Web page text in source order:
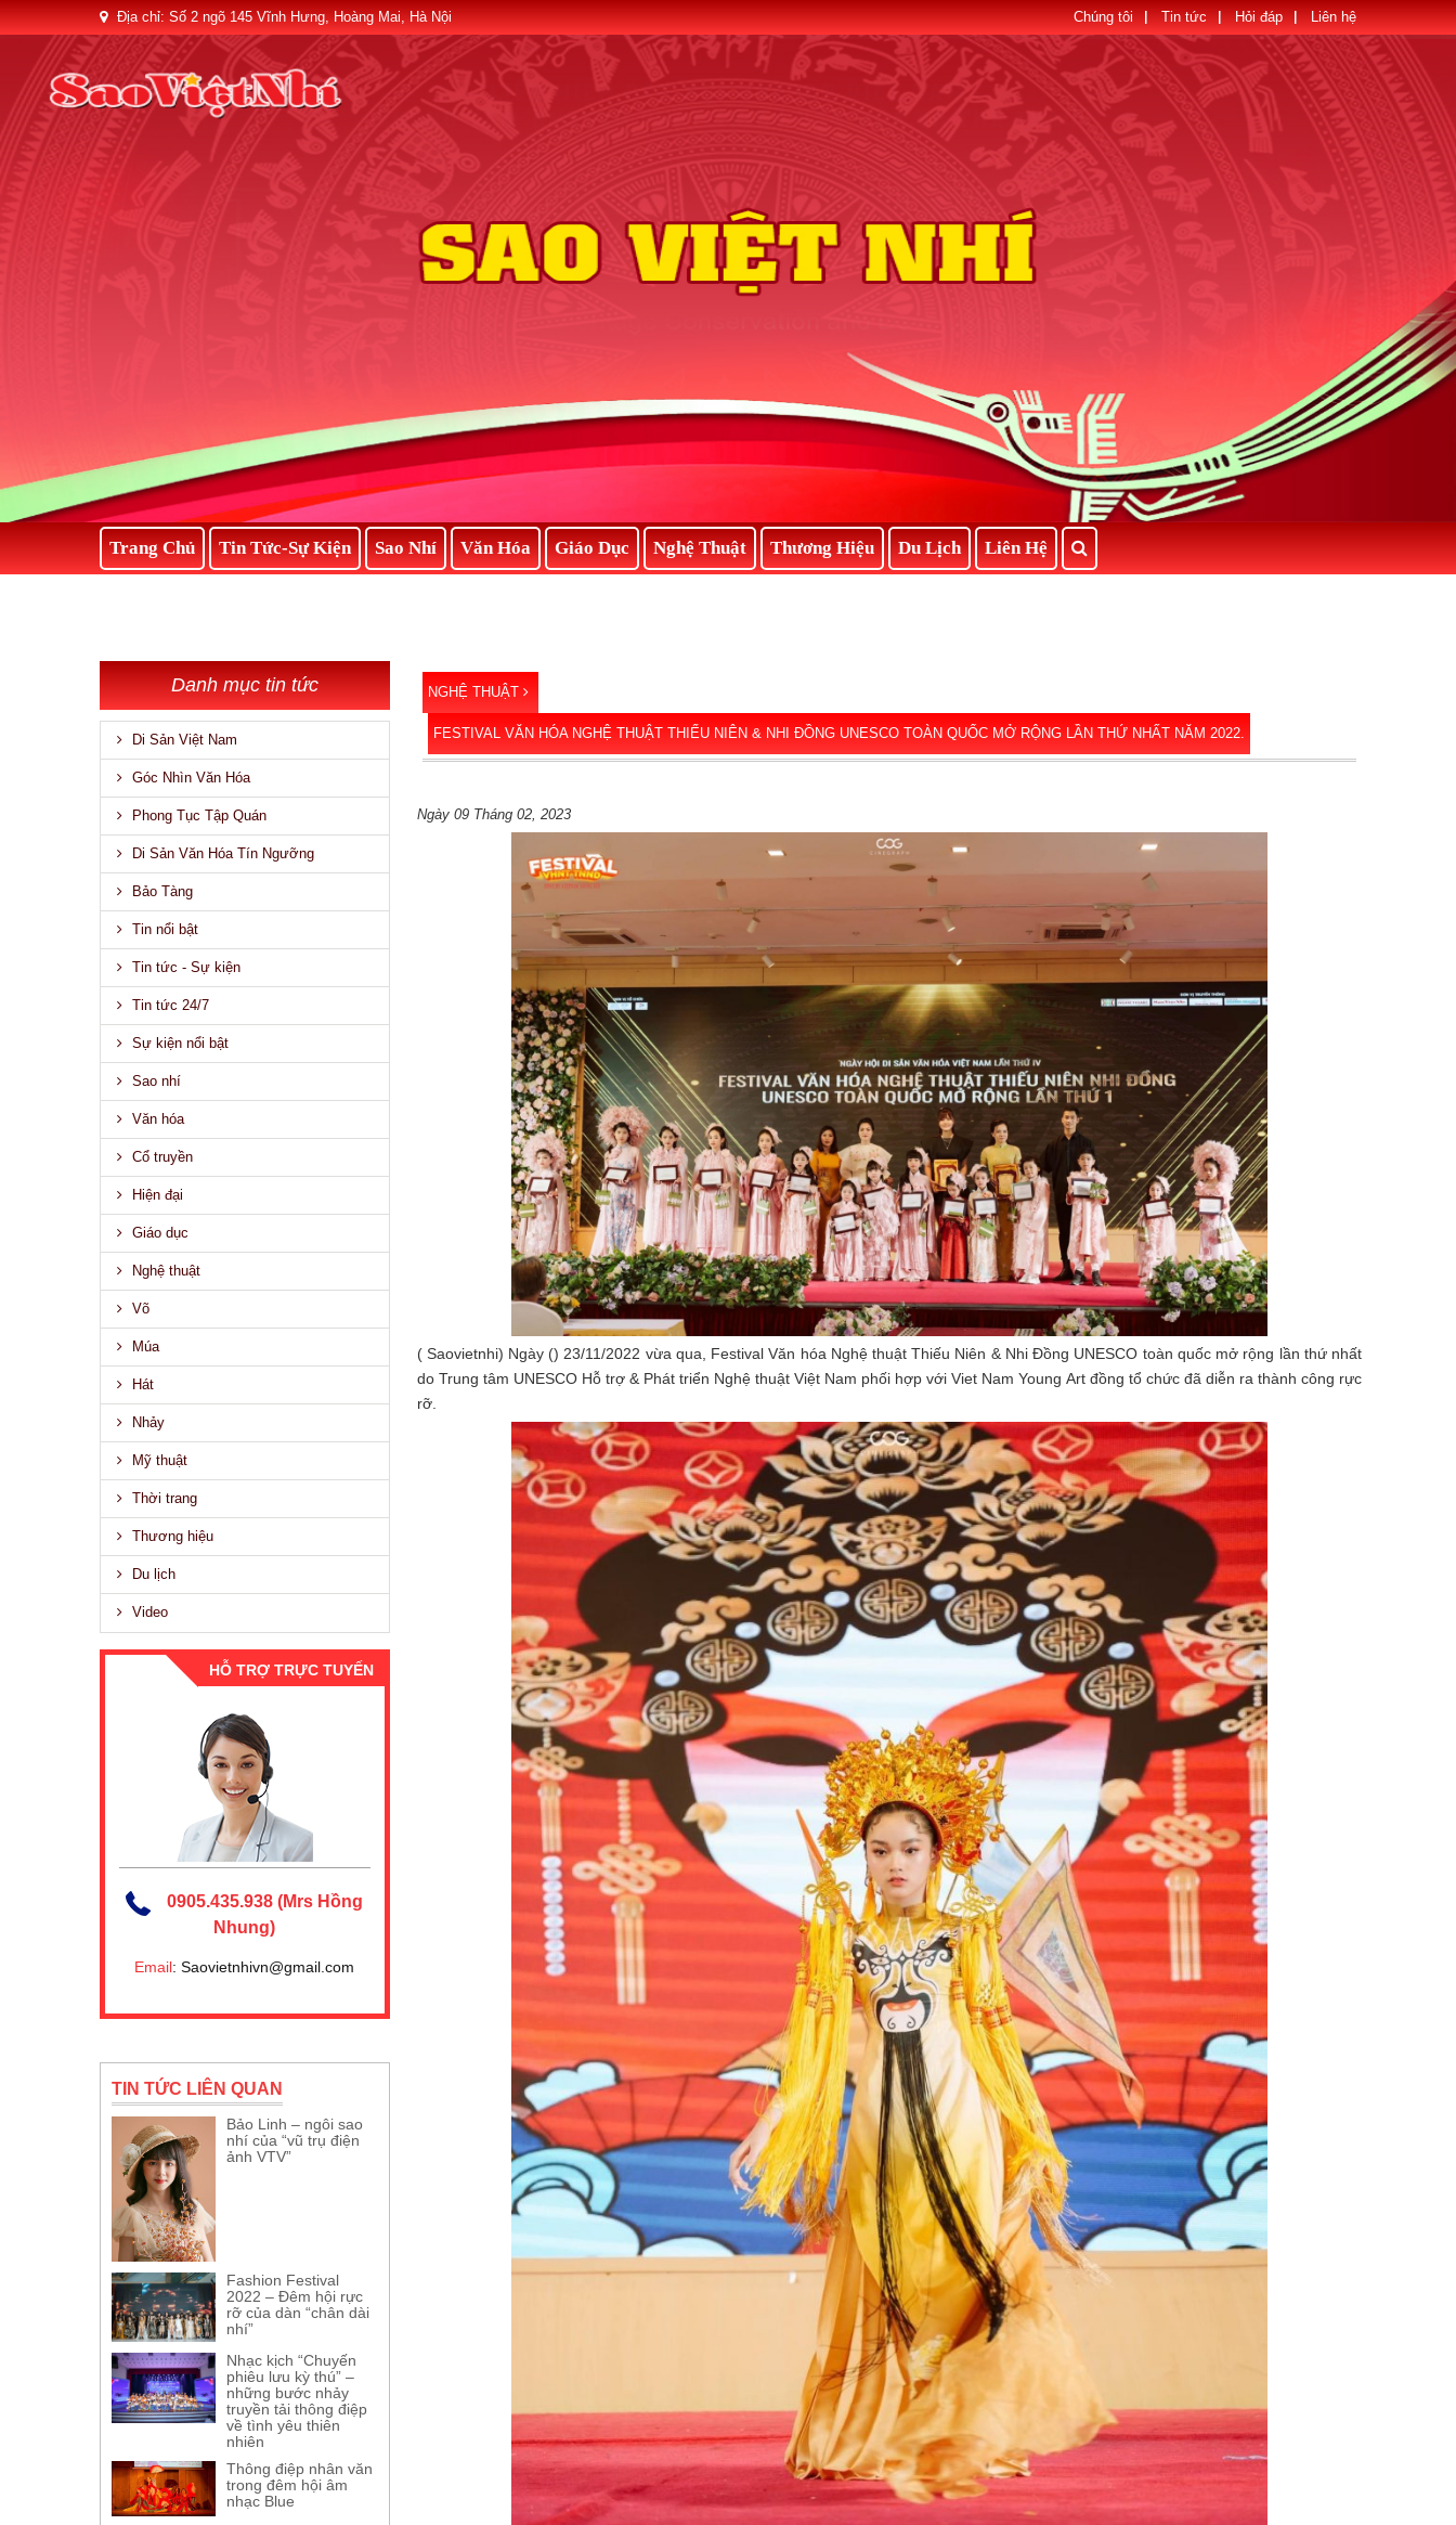
Địa chỉ: Số 2 ngõ 145 Vĩnh Hưng, Hoàng Mai, Hà Nội Chúng tôi Tin tức Hỏi đáp Liên hệ
Trang Chủ Tin Tức-Sự Kiện Sao Nhí Văn Hóa Giáo Dục Nghệ Thuật Thương Hiệu Du Lịch Liên Hệ
Danh mục tin tức
Di Sản Việt Nam
Góc Nhìn Văn Hóa
Phong Tục Tập Quán
Di Sản Văn Hóa Tín Ngưỡng
Bảo Tàng
Tin nổi bật
Tin tức - Sự kiện
Tin tức 24/7
Sự kiện nổi bật
Sao nhí
Văn hóa
Cổ truyền
Hiện đại
Giáo dục
Nghệ thuật
Võ
Múa
Hát
Nhảy
Mỹ thuật
Thời trang
Thương hiệu
Du lịch
Video
HỖ TRỢ TRỰC TUYẾN
0905.435.938 (Mrs Hồng
Nhung)
Email: Saovietnhivn@gmail.com
TIN TỨC LIÊN QUAN
Bảo Linh – ngôi sao
nhí của “vũ trụ điện
ảnh VTV”
Fashion Festival
2022 – Đêm hội rực
rỡ của dàn “chân dài
nhí”
Nhạc kịch “Chuyến
phiêu lưu kỳ thú” –
những bước nhảy
truyền tải thông điệp
về tình yêu thiên
nhiên
Thông điệp nhân văn
trong đêm hội âm
nhạc Blue
NGHỆ THUẬT
FESTIVAL VĂN HÓA NGHỆ THUẬT THIẾU NIÊN & NHI ĐỒNG UNESCO TOÀN QUỐC MỞ RỘNG LẦN THỨ NHẤT NĂM 2022.
Ngày 09 Tháng 02, 2023
( Saovietnhi) Ngày () 23/11/2022 vừa qua, Festival Văn hóa Nghệ thuật Thiếu Niên & Nhi Đồng UNESCO toàn quốc mở rộng lần thứ nhất
do Trung tâm UNESCO Hỗ trợ & Phát triển Nghệ thuật Việt Nam phối hợp với Viet Nam Young Art đồng tổ chức đã diễn ra thành công rực
rỡ.